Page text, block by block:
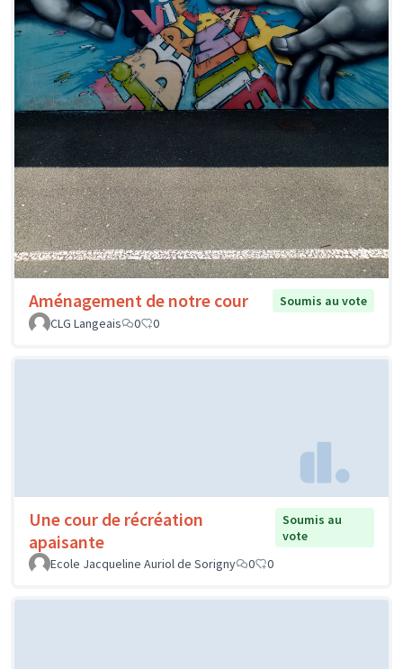
Aménagement de notre cour
Soumis au vote
CLG Langeais
0 0
Une cour de récréation
apaisante
Soumis au
vote
Ecole Jacqueline Auriol de Sorigny
0 0